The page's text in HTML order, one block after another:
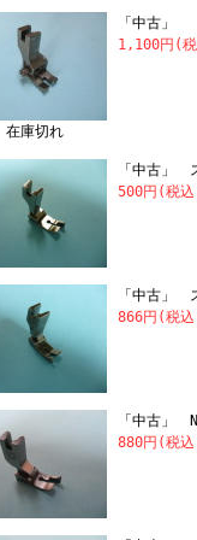
在庫切れ
「中古」
1,100円(
「中古」
500円(税
「中古」
866円(税
「中古」
880円(税